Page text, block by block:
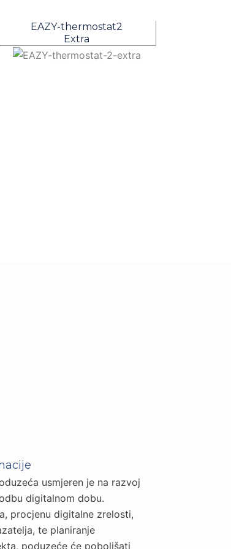
EAZY-thermostat2
Extra
usmjeren je na razvoj
digitalnom dobu.
procjenu digitalne zrelosti,
te planiranje
poduzeće će poboljšati